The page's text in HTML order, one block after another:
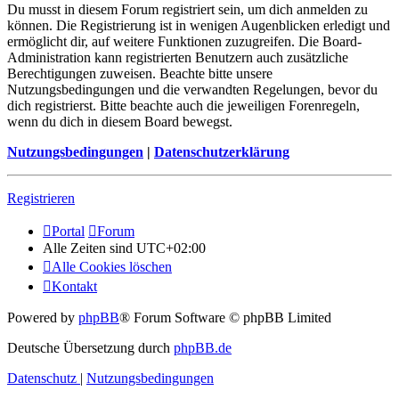
Du musst in diesem Forum registriert sein, um dich anmelden zu
können. Die Registrierung ist in wenigen Augenblicken erledigt und
ermöglicht dir, auf weitere Funktionen zuzugreifen. Die Board-
Administration kann registrierten Benutzern auch zusätzliche
Berechtigungen zuweisen. Beachte bitte unsere
Nutzungsbedingungen und die verwandten Regelungen, bevor du
dich registrierst. Bitte beachte auch die jeweiligen Forenregeln,
wenn du dich in diesem Board bewegst.
Nutzungsbedingungen | Datenschutzerklärung
Registrieren
Portal
Forum
Alle Zeiten sind UTC+02:00
Alle Cookies löschen
Kontakt
Powered by phpBB® Forum Software © phpBB Limited
Deutsche Übersetzung durch phpBB.de
Datenschutz | Nutzungsbedingungen